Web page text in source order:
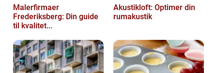
Malerfirmaer
Frederiksberg: Din guide
til kvalitet...
Akustikloft: Optimer din
rumakustik